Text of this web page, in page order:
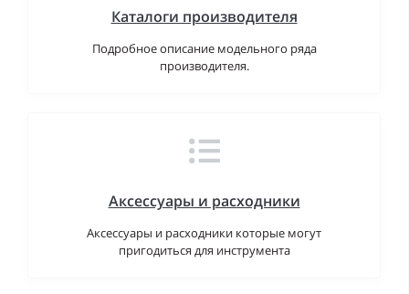
Каталоги производителя
Подробное описание модельного ряда
производителя.
Аксессуары и расходники
Аксессуары и расходники которые могут
пригодиться для инструмента